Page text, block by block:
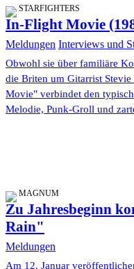
STARFIGHTERS
In-Flight Movie
Meldungen Interviews und
Obwohl sie über familiäre
die Briten um Gitarrist
Movie" verbindet den
Melodie, Punk-Groll und
MAGNUM
Zu Jahresbeginn
Rain"
Meldungen
Am 12. Januar